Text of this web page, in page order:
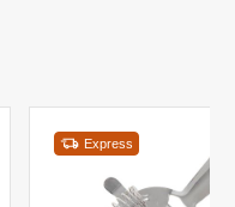
Express